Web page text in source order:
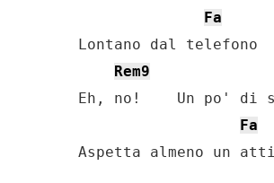
Fa
Lontano dal telefono
Rem9
Eh, no!    Un po' di
Fa
Aspetta almeno un